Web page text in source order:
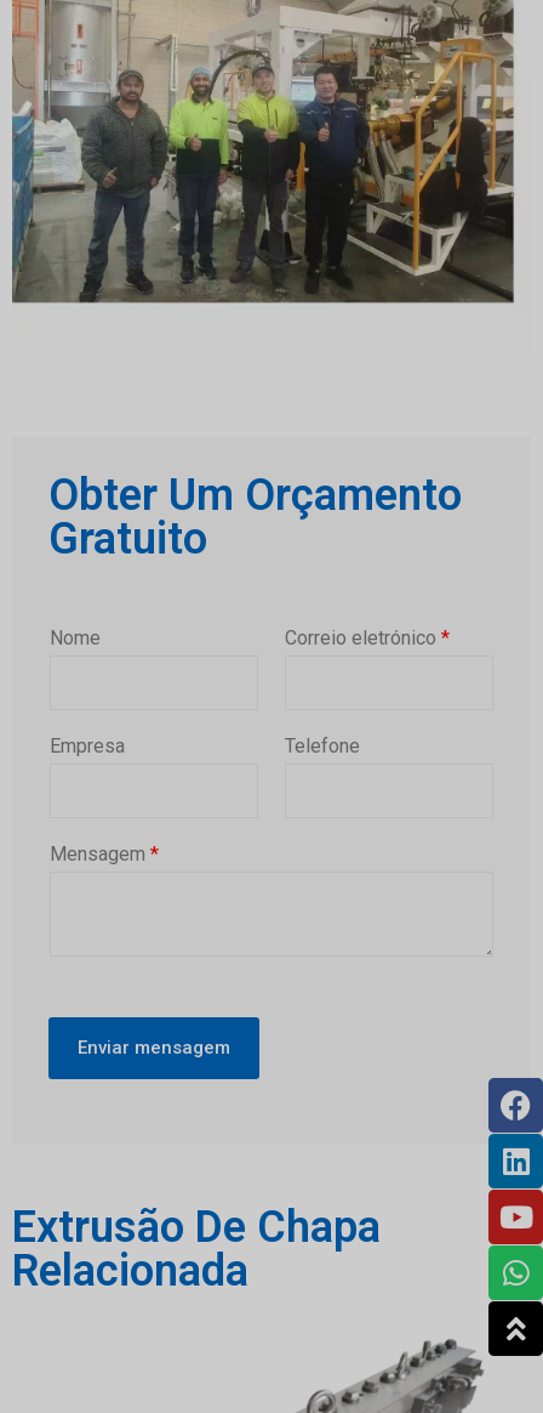
Obter Um Orçamento
Gratuito
Nome Correio eletrónico *
Empresa Telefone
Mensagem *
Enviar mensagem
Extrusão De Chapa
Relacionada